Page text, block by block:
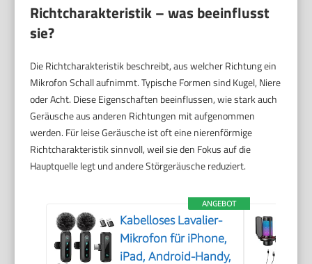
Richtcharakteristik – was beeinflusst
sie?
Die Richtcharakteristik beschreibt, aus welcher Richtung ein
Mikrofon Schall aufnimmt. Typische Formen sind Kugel, Niere
oder Acht. Diese Eigenschaften beeinflussen, wie stark auch
Geräusche aus anderen Richtungen mit aufgenommen
werden. Für leise Geräusche ist oft eine nierenförmige
Richtcharakteristik sinnvoll, weil sie den Fokus auf die
Hauptquelle legt und andere Störgeräusche reduziert.
ANGEBOT
Kabelloses Lavalier-
Mikrofon für iPhone,
iPad, Android-Handy,